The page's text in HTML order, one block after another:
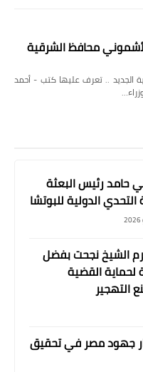
محافظ الشرقية
الجديد .. تعرف عليها كتب - أحمد
حامد رئيس البعثة
الدولية للبوتشا
الشيخ نجحت بفضل
لحماية القضية
التهجير
جهود مصر في تحقيق